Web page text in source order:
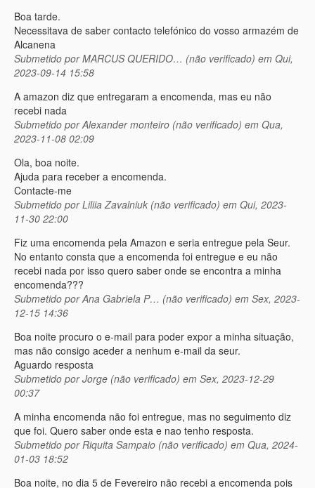
Boa tarde.
Necessitava de saber contacto telefónico do vosso armazém de
Alcanena
Submetido porMARCUS QUERIDO… (não verificado) em Qui,
2023-09-14 15:58
A amazon diz que entregaram a encomenda, mas eu não
recebi nada
Submetido porAlexander monteiro (não verificado) em Qua,
2023-11-08 02:09
Ola, boa noite.
Ajuda para receber a encomenda.
Contacte-me
Submetido porLiliia Zavalniuk (não verificado) em Qui, 2023-
11-30 22:00
Fiz uma encomenda pela Amazon e seria entregue pela Seur.
No entanto consta que a encomenda foi entregue e eu não
recebi nada por isso quero saber onde se encontra a minha
encomenda???
Submetido porAna Gabriela P… (não verificado) em Sex, 2023-
12-15 14:36
Boa noite procuro o e-mail para poder expor a minha situação,
mas não consigo aceder a nenhum e-mail da seur.
Aguardo resposta
Submetido porJorge (não verificado) em Sex, 2023-12-29
00:37
A minha encomenda não foi entregue, mas no seguimento diz
que foi. Quero saber onde esta e nao tenho resposta.
Submetido por Riquita Sampaio (não verificado) em Qua, 2024-
01-03 18:52
Boa noite, no dia 5 de Fevereiro não recebi a encomenda pois